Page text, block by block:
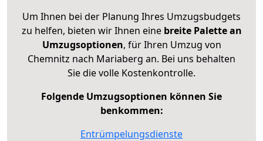
Um Ihnen bei der Planung Ihres Umzugsbudgets
zu helfen, bieten wir Ihnen eine breite Palette an
Umzugsoptionen, für Ihren Umzug von
Chemnitz nach Mariaberg an. Bei uns behalten
Sie die volle Kostenkontrolle.
Folgende Umzugsoptionen können Sie
benkommen:
Entrümpelungsdienste